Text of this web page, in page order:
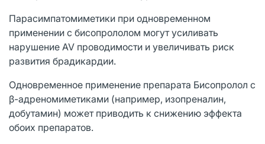
Парасимпатомиметики при одновременном
применении с бисопрололом могут усиливать
нарушение AV проводимости и увеличивать риск
развития брадикардии.
Одновременное применение препарата Бисопролол с
β-адреномиметиками (например, изопреналин,
добутамин) может приводить к снижению эффекта
обоих препаратов.